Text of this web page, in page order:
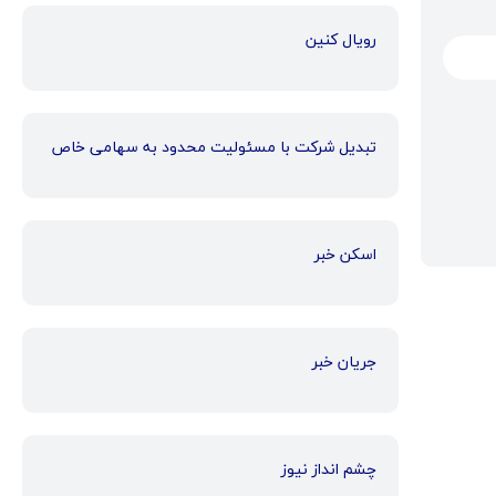
رویال کنین
تبدیل شرکت با مسئولیت محدود به سهامی خاص
اسکن خبر
جریان خبر
چشم انداز نیوز